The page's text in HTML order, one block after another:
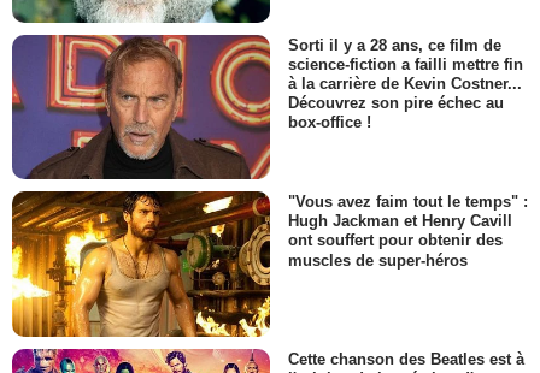
Sorti il y a 28 ans, ce film de
science-fiction a failli mettre fin
à la carrière de Kevin Costner...
Découvrez son pire échec au
box-office !
"Vous avez faim tout le temps" :
Hugh Jackman et Henry Cavill
ont souffert pour obtenir des
muscles de super-héros
Cette chanson des Beatles est à